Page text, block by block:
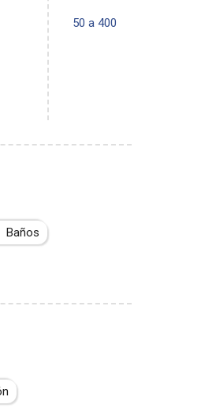
50 a 400
Baños